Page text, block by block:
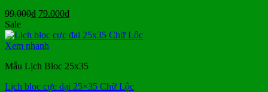
99.000₫ Giá
là:
99.000₫.
79.000₫Giá
tại
Sale
Xem nhanh
Mẫu Lịch Bloc 25x35
Lịch bloc cực đại 25×35 Chữ Lộc